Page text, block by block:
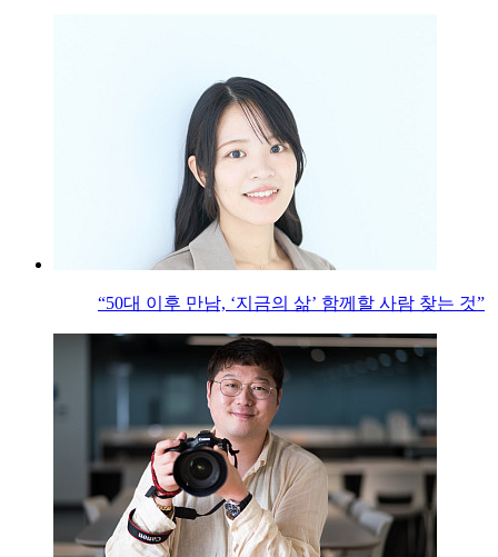
“50대 이후 만남, ‘지금의 삶’ 함께할 사람 찾는 것”